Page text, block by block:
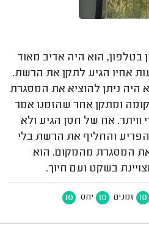
בטלפון, הוא היה אדיב מאוד
אחיו הגיע לתקן את הרשת.
היה ניתן להוציא את המסגרת
ומתקן אחר שהזמנו אמר
אח של חסן הגיע ולא
והחליף את הרשת בלי
המסגרת מהמקום. הוא
בשקט ועם חיוך.
10 זמנים 10 יחס 10